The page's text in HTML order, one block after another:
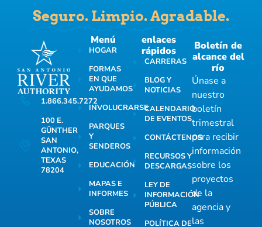
Seguro. Limpio. Agradable.
1.866.345.7272
100 E.
GÜNTHER
SAN
ANTONIO,
TEXAS
78204
Menú
HOGAR
FORMAS
EN QUE
AYUDAMOS
INVOLUCRARSE
PARQUES
Y
SENDEROS
EDUCACIÓN
MAPAS E
INFORMES
SOBRE
NOSOTROS
enlaces
rápidos
CARRERAS
BLOG Y
NOTICIAS
CALENDARIO
DE EVENTOS
CONTÁCTENOS
RECURSOS Y
DESCARGAS
LEY DE
INFORMACIÓN
PÚBLICA
POLÍTICA DE
Boletín de
alcance del
río
Únase a
nuestro
boletín
trimestral
para recibir
información
sobre los
proyectos
de la
agencia y
las